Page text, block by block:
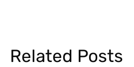
Related Posts